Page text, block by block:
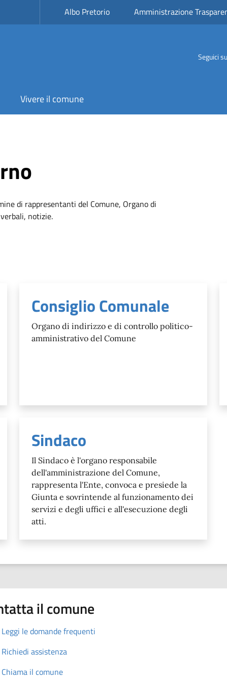
Albo Pretorio Amministrazione
Seguici su
Vivere il comune
di rappresentanti del Comune, Organo di
notizie.
Consiglio Comunale
Organo di indirizzo e di controllo politico-
amministrativo del Comune
Sindaco
Il Sindaco è l'organo responsabile
dell'amministrazione del Comune,
rappresenta l'Ente, convoca e presiede la
Giunta e sovrintende al funzionamento dei
servizi e degli uffici e all'esecuzione degli
atti.
il comune
Leggi le domande frequenti
Richiedi assistenza
Chiama il comune